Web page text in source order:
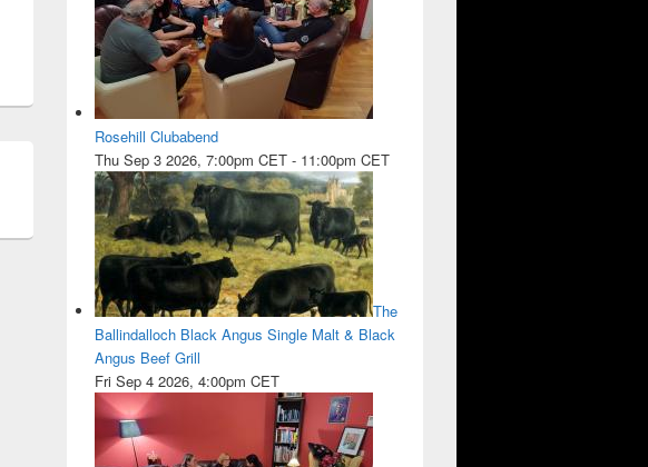
Rosehill Clubabend
Thu Sep 3 2026, 7:00pm CET - 11:00pm CET
The
Ballindalloch Black Angus Single Malt & Black
Angus Beef Grill
Fri Sep 4 2026, 4:00pm CET